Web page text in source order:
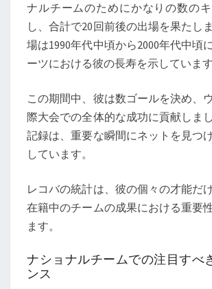
ナルチームのためにかなりの数の
し、合計で20回前後の出場を果たし
場は1990年代中頃から2000年代中頃
ーツにおける彼の長寿を示しています
この期間中、彼は数ゴールを決め、
際大会での全体的な成功に貢献しま
記録は、重要な瞬間にネットを見つ
しています。
レコバの統計は、彼の個々の才能だ
在籍中のチームの成果における重要
ます。
ナショナルチームでの注目すべ
ンス